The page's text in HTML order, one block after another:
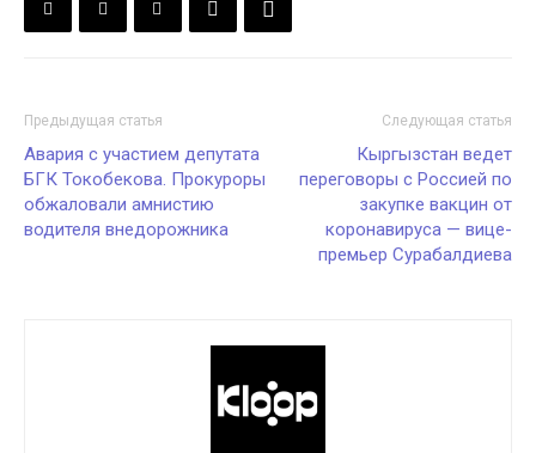
Предыдущая статья
Авария с участием депутата
БГК Токобекова. Прокуроры
обжаловали амнистию
водителя внедорожника
Следующая статья
Кыргызстан ведет
переговоры с Россией по
закупке вакцин от
коронавируса — вице-
премьер Сурабалдиева